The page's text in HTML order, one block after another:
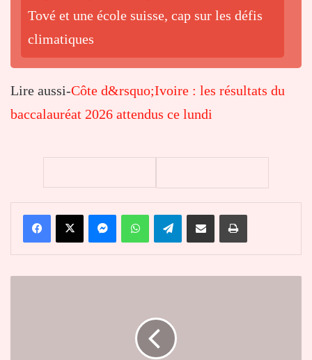
Tové et une école suisse, cap sur les défis
climatiques
Lire aussi-Côte d&rsquo;Ivoire : les résultats du
baccalauréat 2026 attendus ce lundi
FacebookX MessengerWhatsAppTelegramPartager par email Imprimer